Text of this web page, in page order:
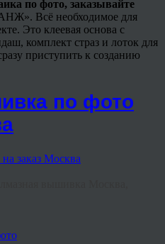
по фото, заказывайте
Всё необходимое для
Это клеевая основа с
комплект страз и лоток для
приступить к созданию
по фото